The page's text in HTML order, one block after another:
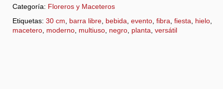
Categoría: Floreros y Maceteros
Etiquetas: 30 cm barra libre bebida evento fibra fiesta hielo
macetero moderno multiuso negro planta versátil